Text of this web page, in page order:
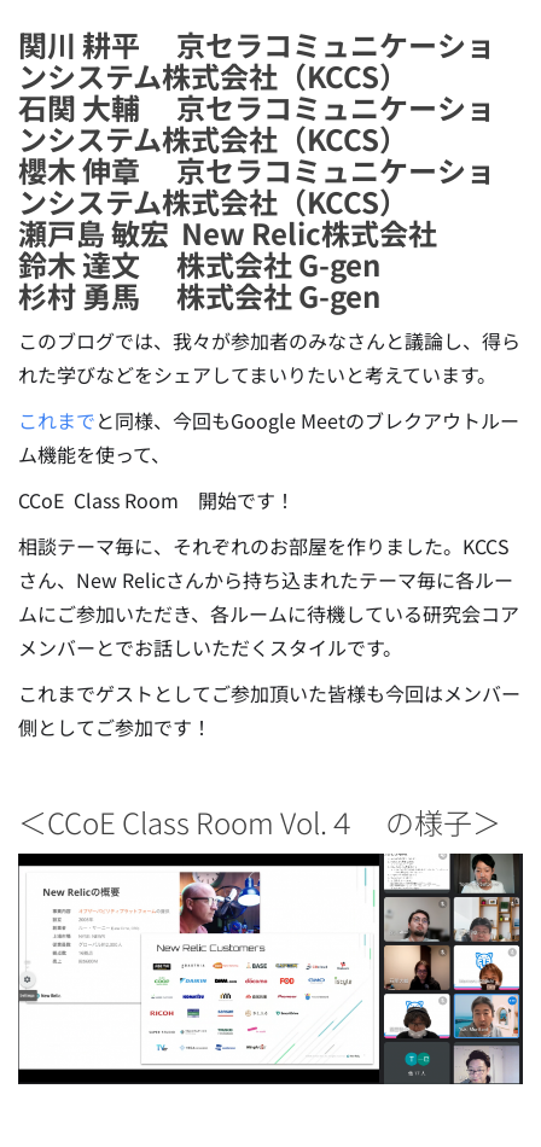
関川 耕平 京セラコミュニケーショ
ンシステム株式会社（KCCS）
石関 大輔 京セラコミュニケーショ
ンシステム株式会社（KCCS）
櫻木 伸章 京セラコミュニケーショ
ンシステム株式会社（KCCS）
瀬戸島 敏宏 New Relic株式会社
鈴木 達文 株式会社 G-gen
杉村 勇馬 株式会社 G-gen
このブログでは、我々が参加者のみなさんと議論し、得ら
れた学びなどをシェアしてまいりたいと考えています。
これまでと同様、今回もGoogle Meetのブレクアウトルー
ム機能を使って、
CCoE Class Room 開始です！
相談テーマ毎に、それぞれのお部屋を作りました。KCCS
さん、New Relicさんから持ち込まれたテーマ毎に各ルー
ムにご参加いただき、各ルームに待機している研究会コア
メンバーとでお話しいただくスタイルです。
これまでゲストとしてご参加頂いた皆様も今回はメンバー
側としてご参加です！
＜CCoE Class Room Vol.４ の様子＞